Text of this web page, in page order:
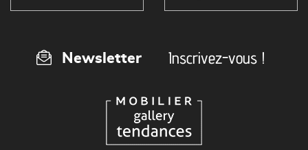
Newsletter Inscrivez-vous !